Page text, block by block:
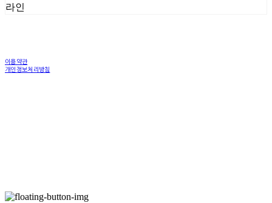
라인
이용약관
개인정보처리방침